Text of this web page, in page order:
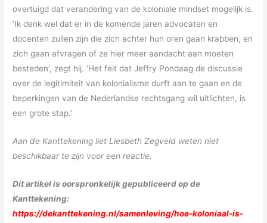
overtuigd dat verandering van de koloniale mindset mogelijk is.
‘Ik denk wel dat er in de komende jaren advocaten en
docenten zullen zijn die zich achter hun oren gaan krabben, en
zich gaan afvragen of ze hier meer aandacht aan moeten
besteden’, zegt hij. ‘Het feit dat Jeffry Pondaag de discussie
over de legitimiteit van kolonialisme durft aan te gaan en de
beperkingen van de Nederlandse rechtsgang wil uitlichten, is
een grote stap.’
Aan de Kanttekening liet Liesbeth Zegveld weten niet
beschikbaar te zijn voor een reactie.
Dit artikel is oorspronkelijk gepubliceerd op de
Kanttekening:
https://dekanttekening.nl/samenleving/hoe-koloniaal-is-